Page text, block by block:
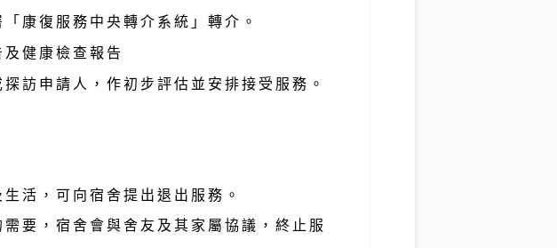
康復服務中央轉介系統」轉介。
健康檢查報告
訪申請人，作初步評估並安排接受服務。
活，可向宿舍提出退出服務。
要，宿舍會與舍友及其家屬協議，終止服